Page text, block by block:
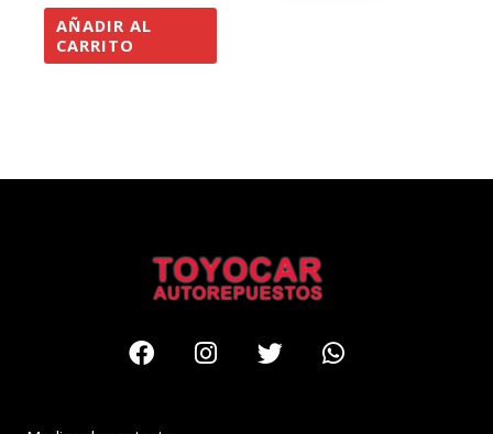
AÑADIR AL
CARRITO
FacebookInstagram
TwitterWhatsapp